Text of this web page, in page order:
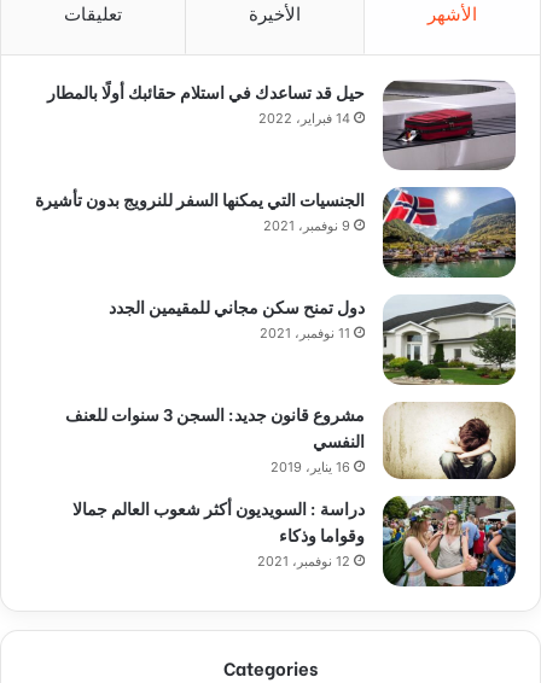
الأشهر الأخيرة تعليقات
حيل قد تساعدك في استلام حقائبك أولًا بالمطار
14 فبراير، 2022
الجنسيات التي يمكنها السفر للنرويج بدون تأشيرة
9 نوفمبر، 2021
دول تمنح سكن مجاني للمقيمين الجدد
11 نوفمبر، 2021
مشروع قانون جديد: السجن 3 سنوات للعنف
النفسي
16 يناير، 2019
دراسة : السويديون أكثر شعوب العالم جمالا
وقواما وذكاء
12 نوفمبر، 2021
Categories